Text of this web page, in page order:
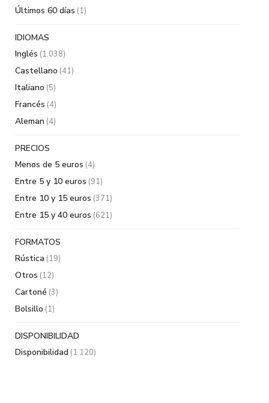
Últimos 60 días (1)
IDIOMAS
Inglés (1.038)
Castellano (41)
Italiano (5)
Francés (4)
Aleman (4)
PRECIOS
Menos de 5 euros (4)
Entre 5 y 10 euros (91)
Entre 10 y 15 euros (371)
Entre 15 y 40 euros (621)
FORMATOS
Rústica (19)
Otros (12)
Cartoné (3)
Bolsillo (1)
DISPONIBILIDAD
Disponibilidad (1.120)